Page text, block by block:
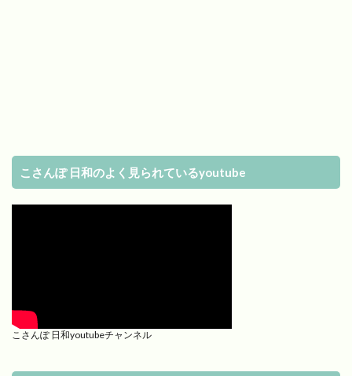
こさんぽ 日和のよく見られているyoutube
こさんぽ 日和youtubeチャンネル